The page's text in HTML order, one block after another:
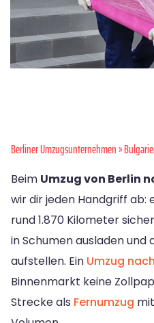
Berliner Umzugsunternehmen»
Beim Umzug von Berlin
wir dir jeden Handgriff ab:
rund 1.870 Kilometer
in Schumen ausladen und
aufstellen. Ein Umzug
Binnenmarkt keine
Strecke als Fernumzug